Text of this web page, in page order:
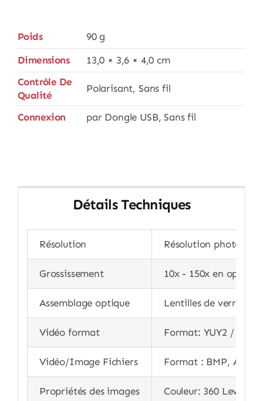
Poids
90 g
Dimensions
13,0 × 3,6 × 4,0 cm
Contrôle De
Qualité
Polarisant, Sans fil
Connexion par Dongle USB, Sans fil
Détails Techniques
Résolution Résolution photo /
Grossissement 10x - 150x en
Assemblage optique Lentilles de verre à
Vidéo format Format: YUY2 /
Vidéo/Image Fichiers Format : BMP, AVI,
Propriétés des images Couleur: 360 Level